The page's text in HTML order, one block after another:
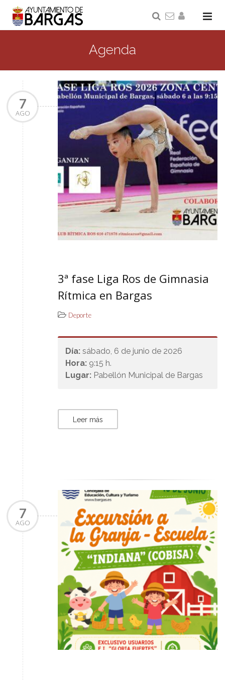
Agenda
7
AGO
3ª fase Liga Ros de Gimnasia
Rítmica en Bargas
Deporte
Día: sábado, 6 de junio de 2026
Hora: 9:15 h.
Lugar: Pabellón Municipal de Bargas
Leer más
7
AGO